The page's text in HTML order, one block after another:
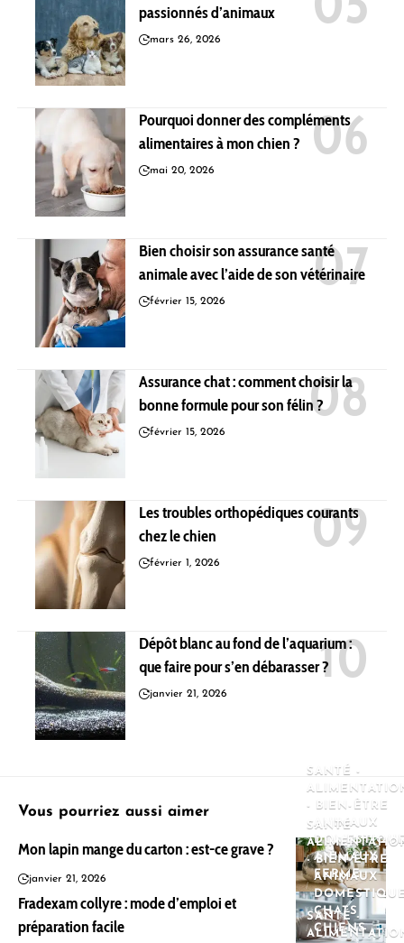
passionnés d’animaux
mars 26, 2026
Pourquoi donner des compléments
alimentaires à mon chien ?
mai 20, 2026
Bien choisir son assurance santé
animale avec l’aide de son vétérinaire
février 15, 2026
Assurance chat : comment choisir la
bonne formule pour son félin ?
février 15, 2026
Les troubles orthopédiques courants
chez le chien
février 1, 2026
Dépôt blanc au fond de l’aquarium :
que faire pour s’en débarasser ?
janvier 21, 2026
Vous pourriez aussi aimer
SANTÉ -
- BIEN-ÊTRE
ANIMAUX
ANIMAUX
FERME
Mon lapin mange du carton : est-ce grave ?
janvier 21, 2026
SANTÉ -
- BIEN-ÊTRE
ANIMAUX
CHATS
CHIENS
Fradexam collyre : mode d’emploi et
préparation facile
SANTÉ -